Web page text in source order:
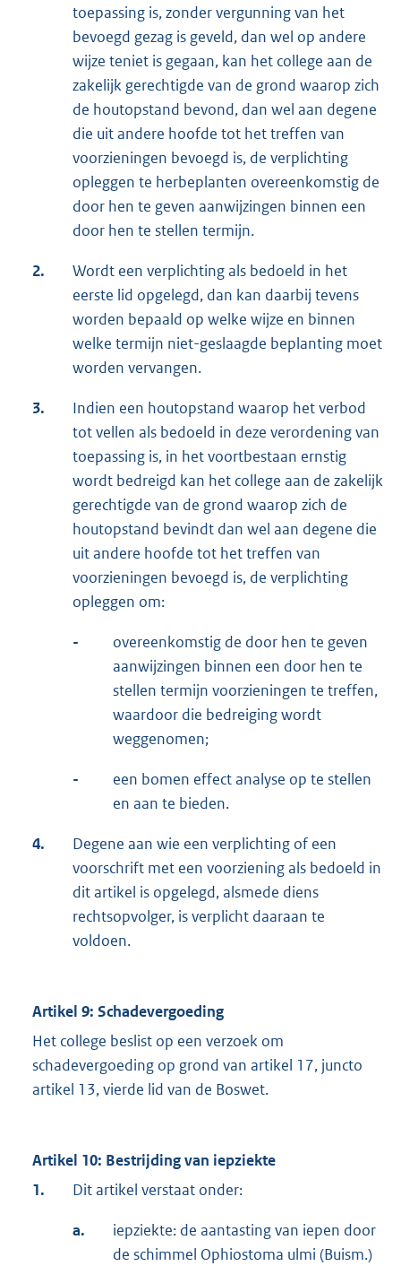
toepassing is, zonder vergunning van het
bevoegd gezag is geveld, dan wel op andere
wijze teniet is gegaan, kan het college aan de
zakelijk gerechtigde van de grond waarop zich
de houtopstand bevond, dan wel aan degene
die uit andere hoofde tot het treffen van
voorzieningen bevoegd is, de verplichting
opleggen te herbeplanten overeenkomstig de
door hen te geven aanwijzingen binnen een
door hen te stellen termijn.
2.
Wordt een verplichting als bedoeld in het
eerste lid opgelegd, dan kan daarbij tevens
worden bepaald op welke wijze en binnen
welke termijn niet-geslaagde beplanting moet
worden vervangen.
3.
Indien een houtopstand waarop het verbod
tot vellen als bedoeld in deze verordening van
toepassing is, in het voortbestaan ernstig
wordt bedreigd kan het college aan de zakelijk
gerechtigde van de grond waarop zich de
houtopstand bevindt dan wel aan degene die
uit andere hoofde tot het treffen van
voorzieningen bevoegd is, de verplichting
opleggen om:
-
overeenkomstig de door hen te geven
aanwijzingen binnen een door hen te
stellen termijn voorzieningen te treffen,
waardoor die bedreiging wordt
weggenomen;
-
een bomen effect analyse op te stellen
en aan te bieden.
4.
Degene aan wie een verplichting of een
voorschrift met een voorziening als bedoeld in
dit artikel is opgelegd, alsmede diens
rechtsopvolger, is verplicht daaraan te
voldoen.
Artikel 9: Schadevergoeding
Het college beslist op een verzoek om
schadevergoeding op grond van artikel 17, juncto
artikel 13, vierde lid van de Boswet.
Artikel 10: Bestrijding van iepziekte
1.
Dit artikel verstaat onder:
a.
iepziekte: de aantasting van iepen door
de schimmel Ophiostoma ulmi (Buism.)